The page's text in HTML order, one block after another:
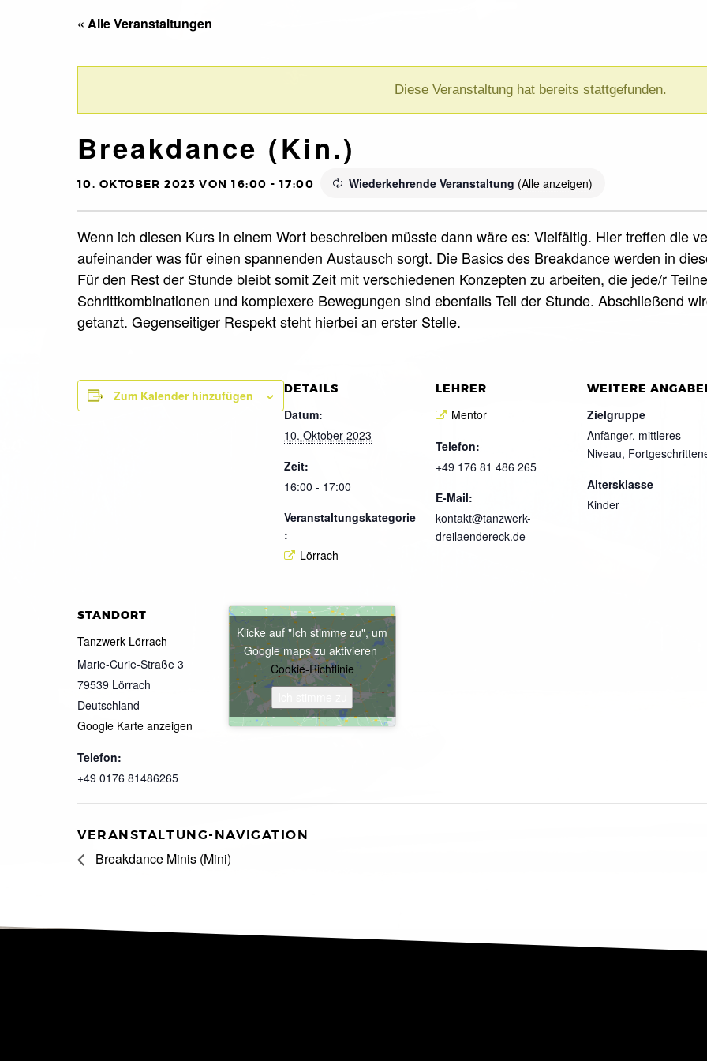
« Alle Veranstaltungen
Diese Veranstaltung hat bereits stattgefunden.
Breakdance (Kin.)
10. OKTOBER 2023 VON 16:00 - 17:00 Wiederkehrende Veranstaltung (Alle anzeigen)
Wenn ich diesen Kurs in einem Wort beschreiben müsste dann wäre es: Vielfältig. Hier treffen die
aufeinander was für einen spannenden Austausch sorgt. Die Basics des Breakdance werden in
Für den Rest der Stunde bleibt somit Zeit mit verschiedenen Konzepten zu arbeiten, die jede/r
Schrittkombinationen und komplexere Bewegungen sind ebenfalls Teil der Stunde. Abschließend
getanzt. Gegenseitiger Respekt steht hierbei an erster Stelle.
Zum Kalender hinzufügen DETAILS
Datum:
10. Oktober 2023
Zeit:
16:00 - 17:00
Veranstaltungskategorie
:
Lörrach
LEHRER
Mentor
Telefon:
+49 176 81 486 265
E-Mail:
kontakt@tanzwerk-
dreilaendereck.de
WEITERE
Zielgruppe
Anfänger, mittleres
Niveau,
Altersklasse
Kinder
STANDORT
Tanzwerk Lörrach
Marie-Curie-Straße 3
79539 Lörrach
Deutschland
Google Karte anzeigen
Telefon:
+49 0176 81486265
Klicke auf "Ich stimme zu", um
Google maps zu aktivieren
Cookie-Richtlinie
VERANSTALTUNG-NAVIGATION
Breakdance Minis (Mini)